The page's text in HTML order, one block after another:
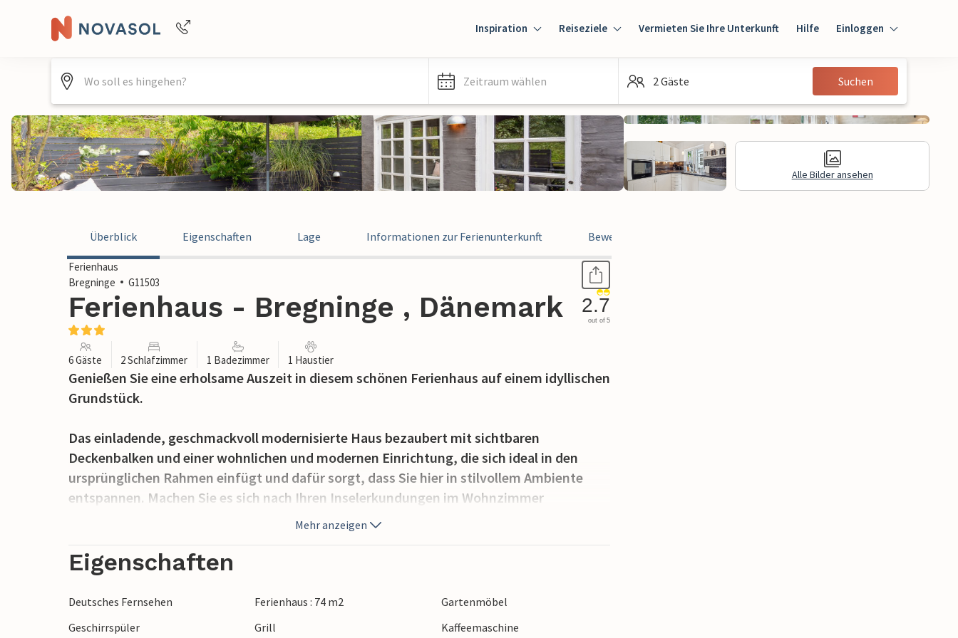
+4940688715475
Inspiration Reiseziele Vermieten Sie Ihre Unterkunft Hilfe Einloggen
Einloggen
Gast
Zeitraum wählen 2 Gäste Suchen
Alle Bilder ansehen
Überblick Eigenschaften Lage Informationen zur Ferienunterkunft Bewertungen
Ferienhaus
Bregninge
G11503
Ferienhaus - Bregninge , Dänemark 2.7
out of 5
6 Gäste 2 Schlafzimmer 1 Badezimmer 1 Haustier
Genießen Sie eine erholsame Auszeit in diesem schönen Ferienhaus auf einem idyllischen
Grundstück.
Das einladende, geschmackvoll modernisierte Haus bezaubert mit sichtbaren
Deckenbalken und einer wohnlichen und modernen Einrichtung, die sich ideal in den
ursprünglichen Rahmen einfügt und dafür sorgt, dass Sie hier in stilvollem Ambiente
entspannen. Machen Sie es sich nach Ihren Inselerkundungen im Wohnzimmer
gemütlich, sehen Sie einen Film an und genießen Sie die gemeinsame Zeit beim
behaglichen Prasseln der Flammen im Kaminofen.
Verbringen Sie schöne Stunden im Freien auf dem sanft hügeligen Grundstück. Genießen
Sie die Sonne und herrliche lange Sommerabende mit leckeren Grillgerichten auf der
Mehr anzeigen
Eigenschaften
Deutsches Fernsehen Ferienhaus : 74 m2
Gartenmöbel
Geschirrspüler
Grill
Kaffeemaschine